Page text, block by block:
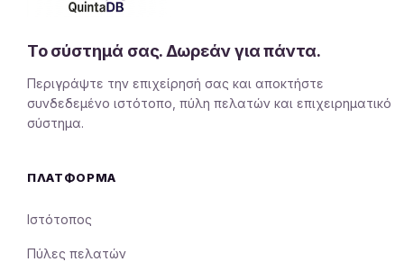
Το σύστημά σας. Δωρεάν για πάντα.
Περιγράψτε την επιχείρησή σας και αποκτήστε
συνδεδεμένο ιστότοπο, πύλη πελατών και επιχειρηματικό
σύστημα.
ΠΛΑΤΦΌΡΜΑ
Ιστότοπος
Πύλες πελατών